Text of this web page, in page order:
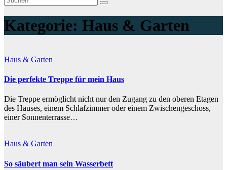
Kategorie: Haus & Garten
Haus & Garten
Die perfekte Treppe für mein Haus
Die Treppe ermöglicht nicht nur den Zugang zu den oberen Etagen
des Hauses, einem Schlafzimmer oder einem Zwischengeschoss,
einer Sonnenterrasse…
Haus & Garten
So säubert man sein Wasserbett